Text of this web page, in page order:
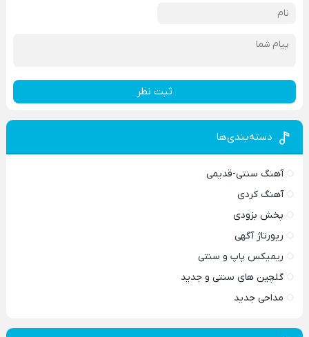
ثبت نظر
دسته‌بندی‌ها
آهنگ سنتی-قدیمی
آهنگ کردی
پخش بزودی
رپورتاژ آگهی
ریمیکس پاپ و سنتی
گلچین های سنتی و جدید
مداحی جدید